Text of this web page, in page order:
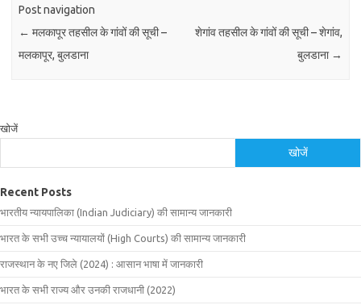
Post navigation
← मलकापूर तहसील के गांवों की सूची –
मलकापूर, बुलडाना
शेगांव तहसील के गांवों की सूची – शेगांव,
बुलडाना →
खोजें
खोजें
Recent Posts
भारतीय न्यायपालिका (Indian Judiciary) की सामान्य जानकारी
भारत के सभी उच्च न्यायालयों (High Courts) की सामान्य जानकारी
राजस्थान के नए जिले (2024) : आसान भाषा में जानकारी
भारत के सभी राज्य और उनकी राजधानी (2022)